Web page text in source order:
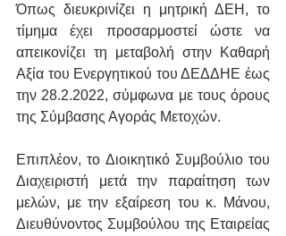
Όπως διευκρινίζει η μητρική ΔΕΗ, το
τίμημα έχει προσαρμοστεί ώστε να
απεικονίζει τη μεταβολή στην Καθαρή
Αξία του Ενεργητικού του ΔΕΔΔΗΕ έως
την 28.2.2022, σύμφωνα με τους όρους
της Σύμβασης Αγοράς Μετοχών.
Επιπλέον, το Διοικητικό Συμβούλιο του
Διαχειριστή μετά την παραίτηση των
μελών, με την εξαίρεση του κ. Μάνου,
Διευθύνοντος Συμβούλου της Εταιρείας